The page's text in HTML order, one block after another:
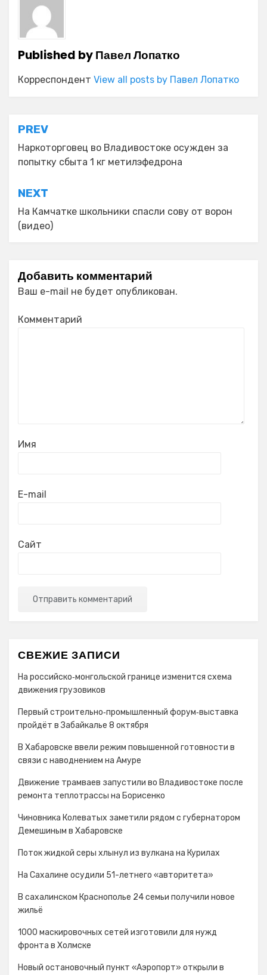
Published byПавел Лопатко
Корреспондент View all posts by Павел Лопатко
Навигация
по
записям
PREV
Наркоторговец во Владивостоке осужден за
попытку сбыта 1 кг метилэфедрона
NEXT
На Камчатке школьники спасли сову от ворон
(видео)
Добавить комментарий
Ваш e-mail не будет опубликован.
Комментарий
Имя
E-mail
Сайт
СВЕЖИЕ ЗАПИСИ
На российско‑монгольской границе изменится схема
движения грузовиков
Первый строительно‑промышленный форум‑выставка
пройдёт в Забайкалье 8 октября
В Хабаровске ввели режим повышенной готовности в
связи с наводнением на Амуре
Движение трамваев запустили во Владивостоке после
ремонта теплотрассы на Борисенко
Чиновника Колеватых заметили рядом с губернатором
Демешиным в Хабаровске
Поток жидкой серы хлынул из вулкана на Курилах
На Сахалине осудили 51-летнего «авторитета»
В сахалинском Краснополье 24 семьи получили новое
жильё
1000 маскировочных сетей изготовили для нужд
фронта в Холмске
Новый остановочный пункт «Аэропорт» открыли в